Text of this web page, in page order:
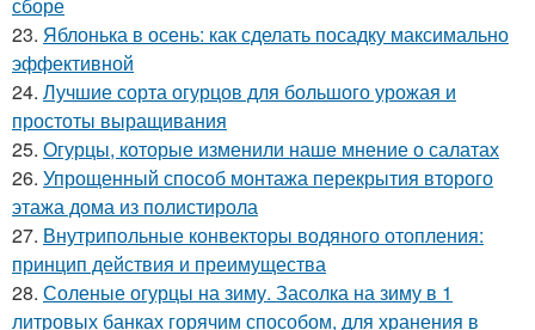
23. Яблонька в осень: как сделать посадку максимально
эффективной
24. Лучшие сорта огурцов для большого урожая и
простоты выращивания
25. Огурцы, которые изменили наше мнение о салатах
26. Упрощенный способ монтажа перекрытия второго
этажа дома из полистирола
27. Внутрипольные конвекторы водяного отопления:
принцип действия и преимущества
28. Соленые огурцы на зиму. Засолка на зиму в 1
литровых банках горячим способом, для хранения в